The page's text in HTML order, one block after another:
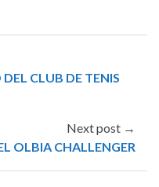
CLUB DE TENIS
Next post →
OLBIA CHALLENGER